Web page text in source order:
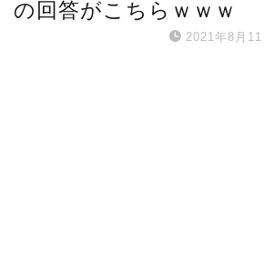
の回答がこちらｗｗｗ
2021年8月11